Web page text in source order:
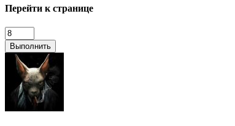
Перейти к странице
Выполнить